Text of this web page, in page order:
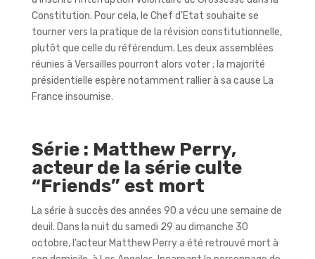
Constitution. Pour cela, le Chef d’Etat souhaite se
tourner vers la pratique de la révision constitutionnelle,
plutôt que celle du référendum. Les deux assemblées
réunies à Versailles pourront alors voter ; la majorité
présidentielle espère notamment rallier à sa cause La
France insoumise.
Série : Matthew Perry,
acteur de la série culte
“Friends” est mort
La série à succès des années 90 a vécu une semaine de
deuil. Dans la nuit du samedi 29 au dimanche 30
octobre, l’acteur Matthew Perry a été retrouvé mort à